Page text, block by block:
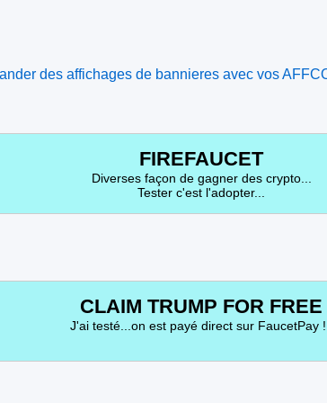
des affichages de bannieres avec vos
FIREFAUCET
Diverses façon de gagner des crypto...
Tester c'est l'adopter...
CLAIM TRUMP FOR FREE
J'ai testé...on est payé direct sur FaucetPay